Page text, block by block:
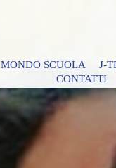
MONDO SCUOLA
J-
CONTATTI